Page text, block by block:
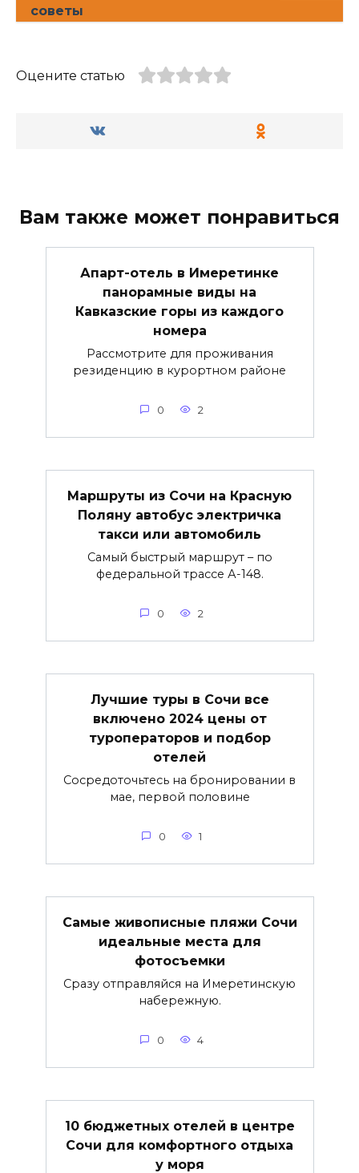
советы
Оцените статью
Вам также может понравиться
Апарт-отель в Имеретинке
панорамные виды на
Кавказские горы из каждого
номера
Рассмотрите для проживания
резиденцию в курортном районе
0 2
Маршруты из Сочи на Красную
Поляну автобус электричка
такси или автомобиль
Самый быстрый маршрут – по
федеральной трассе А-148.
0 2
Лучшие туры в Сочи все
включено 2024 цены от
туроператоров и подбор
отелей
Сосредоточьтесь на бронировании в
мае, первой половине
0 1
Самые живописные пляжи Сочи
идеальные места для
фотосъемки
Сразу отправляйся на Имеретинскую
набережную.
0 4
10 бюджетных отелей в центре
Сочи для комфортного отдыха
у моря